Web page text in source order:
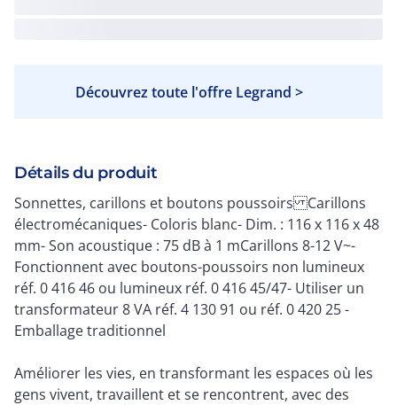
Découvrez toute l'offre Legrand >
Détails du produit
Sonnettes, carillons et boutons poussoirs Carillons
électromécaniques- Coloris blanc- Dim. : 116 x 116 x 48
mm- Son acoustique : 75 dB à 1 mCarillons 8-12 V~-
Fonctionnent avec boutons-poussoirs non lumineux
réf. 0 416 46 ou lumineux réf. 0 416 45/47- Utiliser un
transformateur 8 VA réf. 4 130 91 ou réf. 0 420 25 -
Emballage traditionnel
Améliorer les vies, en transformant les espaces où les
gens vivent, travaillent et se rencontrent, avec des